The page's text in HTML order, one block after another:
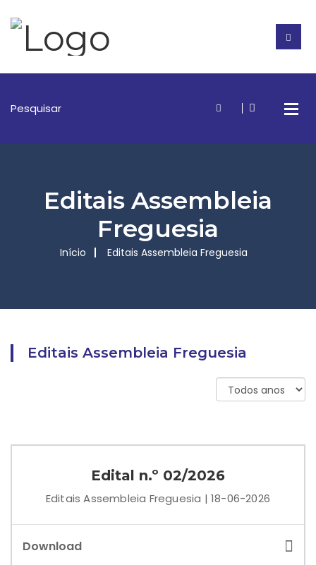
Editais Assembleia
Freguesia
Início Editais Assembleia Freguesia
Editais Assembleia Freguesia
Edital n.º 02/2026
Editais Assembleia Freguesia | 18-06-2026
Download